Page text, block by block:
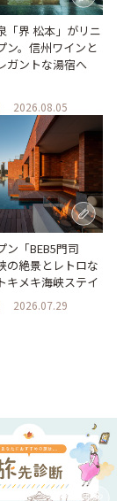
「界 松本」がリニ
ン。信州ワインと
ガントな湯宿へ
2026.08.05
ン「BEB5門司
の絶景とレトロな
キメキ海峡ステイ
2026.07.29